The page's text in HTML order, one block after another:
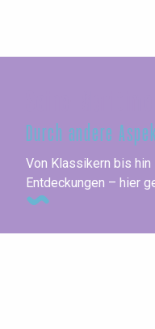
Durch andere
Von Klassikern bis
Entdeckungen – hier